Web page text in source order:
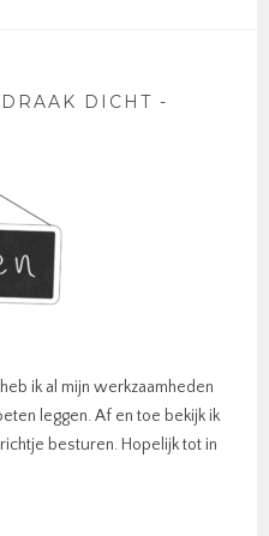
DICHT
ik al mijn werkzaamheden
leggen. Af en toe bekijk ik
besturen. Hopelijk tot in